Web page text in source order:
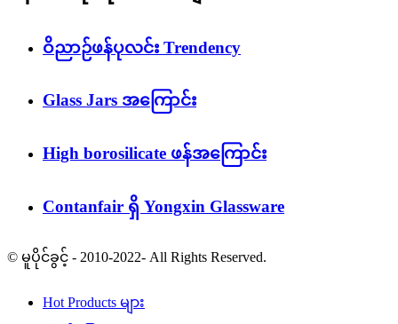
ဝိညာဉ်ဖန်ပုလင်း Trendency
Glass Jars အကြောင်း
High borosilicate ဖန်အကြောင်း
Contanfair ရှိ Yongxin Glassware
© မူပိုင်ခွင့် - 2010-2022- All Rights Reserved.
Hot Products များ